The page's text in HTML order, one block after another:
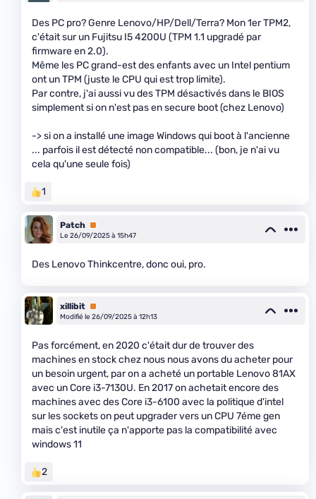
Des PC pro? Genre Lenovo/HP/Dell/Terra? Mon 1er TPM2,
c'était sur un Fujitsu I5 4200U (TPM 1.1 upgradé par
firmware en 2.0).
Même les PC grand-est des enfants avec un Intel pentium
ont un TPM (juste le CPU qui est trop limite).
Par contre, j'ai aussi vu des TPM désactivés dans le BIOS
simplement si on n'est pas en secure boot (chez Lenovo)
-> si on a installé une image Windows qui boot à l'ancienne
... parfois il est détecté non compatible... (bon, je n'ai vu
cela qu'une seule fois)
1
Patch Premium
Le 26/09/2025 à 15h47
Des Lenovo Thinkcentre, donc oui, pro.
xillibit Premium
Modifié le 26/09/2025 à 12h13
Pas forcément, en 2020 c'était dur de trouver des
machines en stock chez nous nous avons du acheter pour
un besoin urgent, par on a acheté un portable Lenovo 81AX
avec un Core i3-7130U. En 2017 on achetait encore des
machines avec des Core i3-6100 avec la politique d'intel
sur les sockets on peut upgrader vers un CPU 7éme gen
mais c'est inutile ça n'apporte pas la compatibilité avec
windows 11
2